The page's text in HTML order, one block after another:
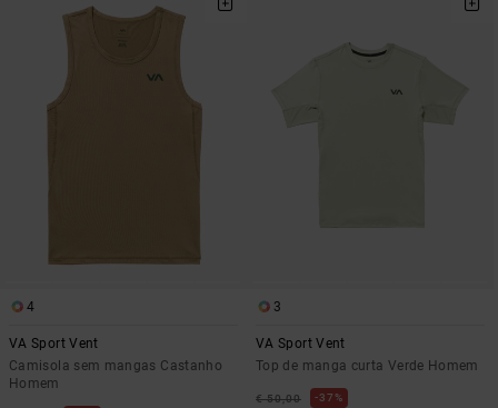
4
VA Sport Vent
Camisola sem mangas Castanho
Homem
3
VA Sport Vent
Top de manga curta Verde Homem
€ 50,00 37%